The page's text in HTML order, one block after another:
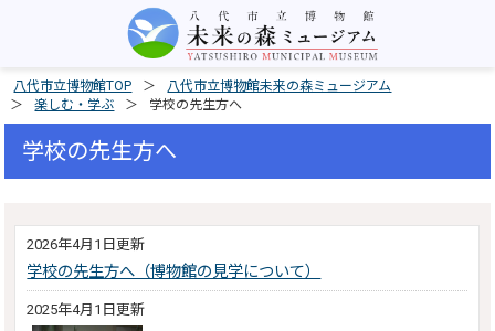
八代市立博物館TOP
八代市立博物館未来の森ミュージアム
楽しむ・学ぶ
学校の先生方へ
学校の先生方へ
2026年4月1日更新
学校の先生方へ（博物館の見学について）
2025年4月1日更新